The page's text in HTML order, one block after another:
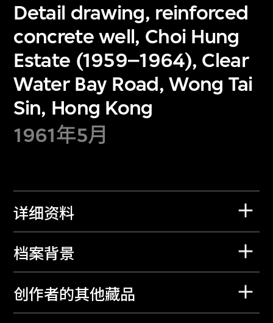
Detail drawing, reinforced
concrete well, Choi Hung
Estate (1959–1964), Clear
Water Bay Road, Wong Tai
Sin, Hong Kong
1961年5月
详细资料
档案背景
创作者的其他藏品